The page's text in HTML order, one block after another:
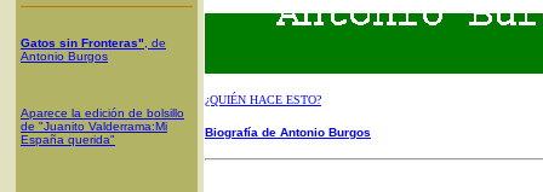
Gatos sin Fronteras" , de
Antonio Burgos
Aparece la edición de bolsillo
de "Juanito Valderrama:Mi
España querida"
¿QUIÉN HACE ESTO?
Biografía de Antonio Burgos